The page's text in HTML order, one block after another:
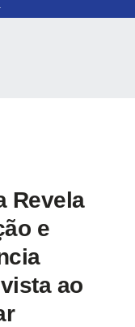
Revela
e
ao